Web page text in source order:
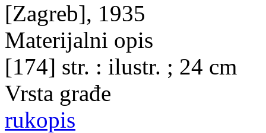
[Zagreb], 1935
Materijalni opis
[174] str. : ilustr. ; 24 cm
Vrsta građe
rukopis